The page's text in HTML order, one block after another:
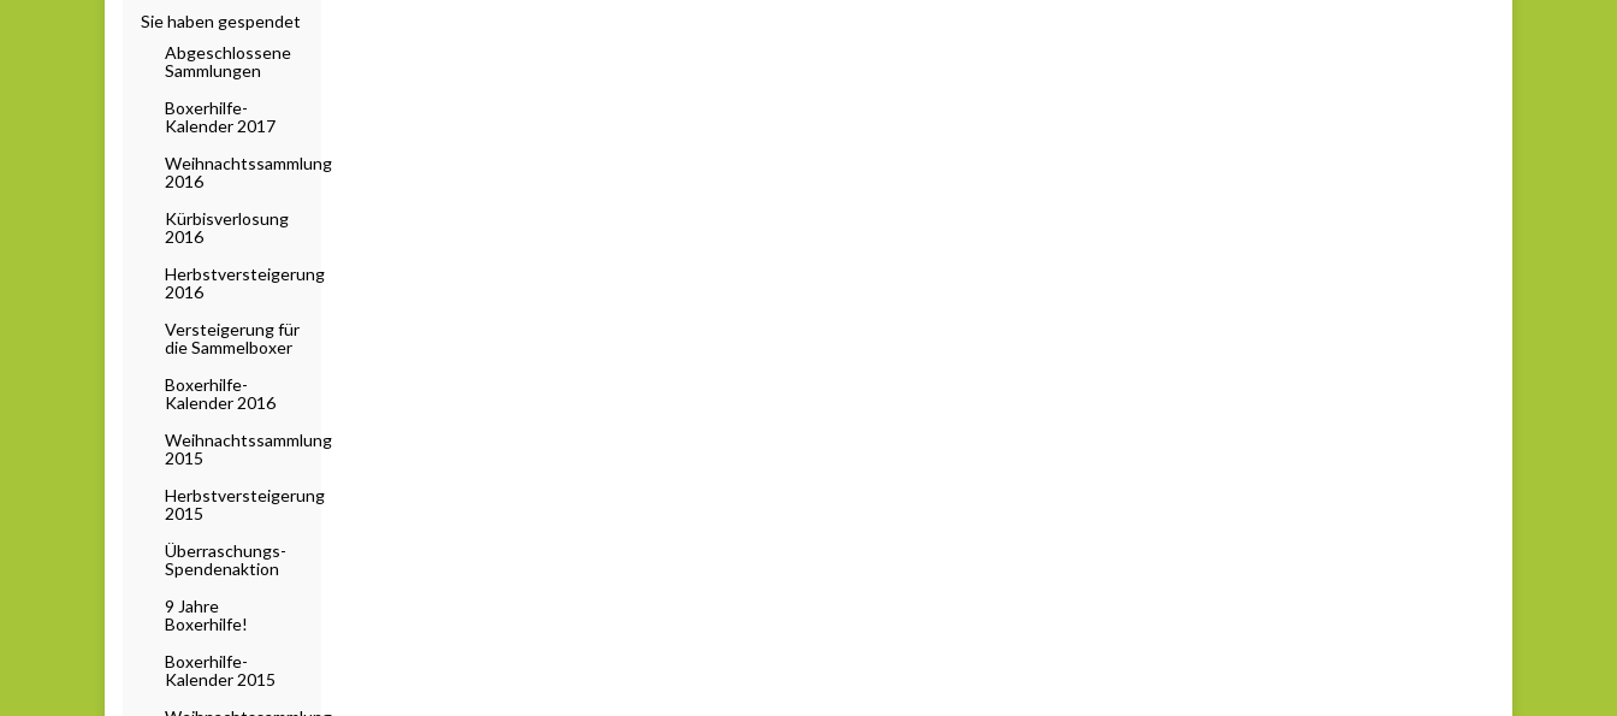
Sie haben gespendet
Abgeschlossene
Sammlungen
Boxerhilfe-
Kalender 2017
Weihnachtssammlung
2016
Kürbisverlosung
2016
Herbstversteigerung
2016
Versteigerung für
die Sammelboxer
Boxerhilfe-
Kalender 2016
Weihnachtssammlung
2015
Herbstversteigerung
2015
Überraschungs-
Spendenaktion
9 Jahre
Boxerhilfe!
Boxerhilfe-
Kalender 2015